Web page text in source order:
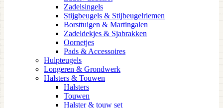
Zadelsingels
Stijgbeugels & Stijbeugelriemen
Borsttuigen & Martingalen
Zadeldekjes & Sjabrakken
Oornetjes
Pads & Accessoires
Hulpteugels
Longeren & Grondwerk
Halsters & Touwen
Halsters
Touwen
Halster & touw set